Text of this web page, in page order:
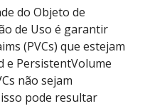
do Objeto de
de Uso é garantir
(PVCs) que estejam
e PersistentVolume
não sejam
pode resultar